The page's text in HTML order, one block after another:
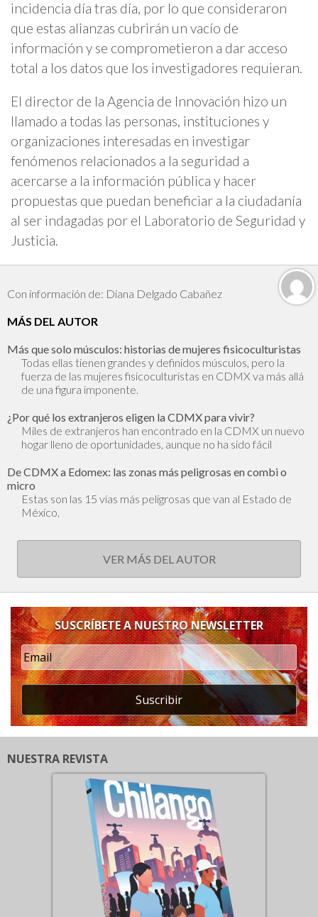
incidencia día tras día, por lo que consideraron
que estas alianzas cubrirán un vacío de
información y se comprometieron a dar acceso
total a los datos que los investigadores requieran.
El director de la Agencia de Innovación hizo un
llamado a todas las personas, instituciones y
organizaciones interesadas en investigar
fenómenos relacionados a la seguridad a
acercarse a la información pública y hacer
propuestas que puedan beneficiar a la ciudadanía
al ser indagadas por el Laboratorio de Seguridad y
Justicia.
Con información de: Diana Delgado Cabañez
MÁS DEL AUTOR
Más que solo músculos: historias de mujeres fisicoculturistas
Todas ellas tienen grandes y definidos músculos, pero la
fuerza de las mujeres fisicoculturistas en CDMX va más allá
de una figura imponente.
¿Por qué los extranjeros eligen la CDMX para vivir?
Miles de extranjeros han encontrado en la CDMX un nuevo
hogar lleno de oportunidades, aunque no ha sido fácil
De CDMX a Edomex: las zonas más peligrosas en combi o
micro
Estas son las 15 vías más peligrosas que van al Estado de
México.
VER MÁS DEL AUTOR
SUSCRÍBETE A NUESTRO NEWSLETTER
Suscribir
NUESTRA REVISTA